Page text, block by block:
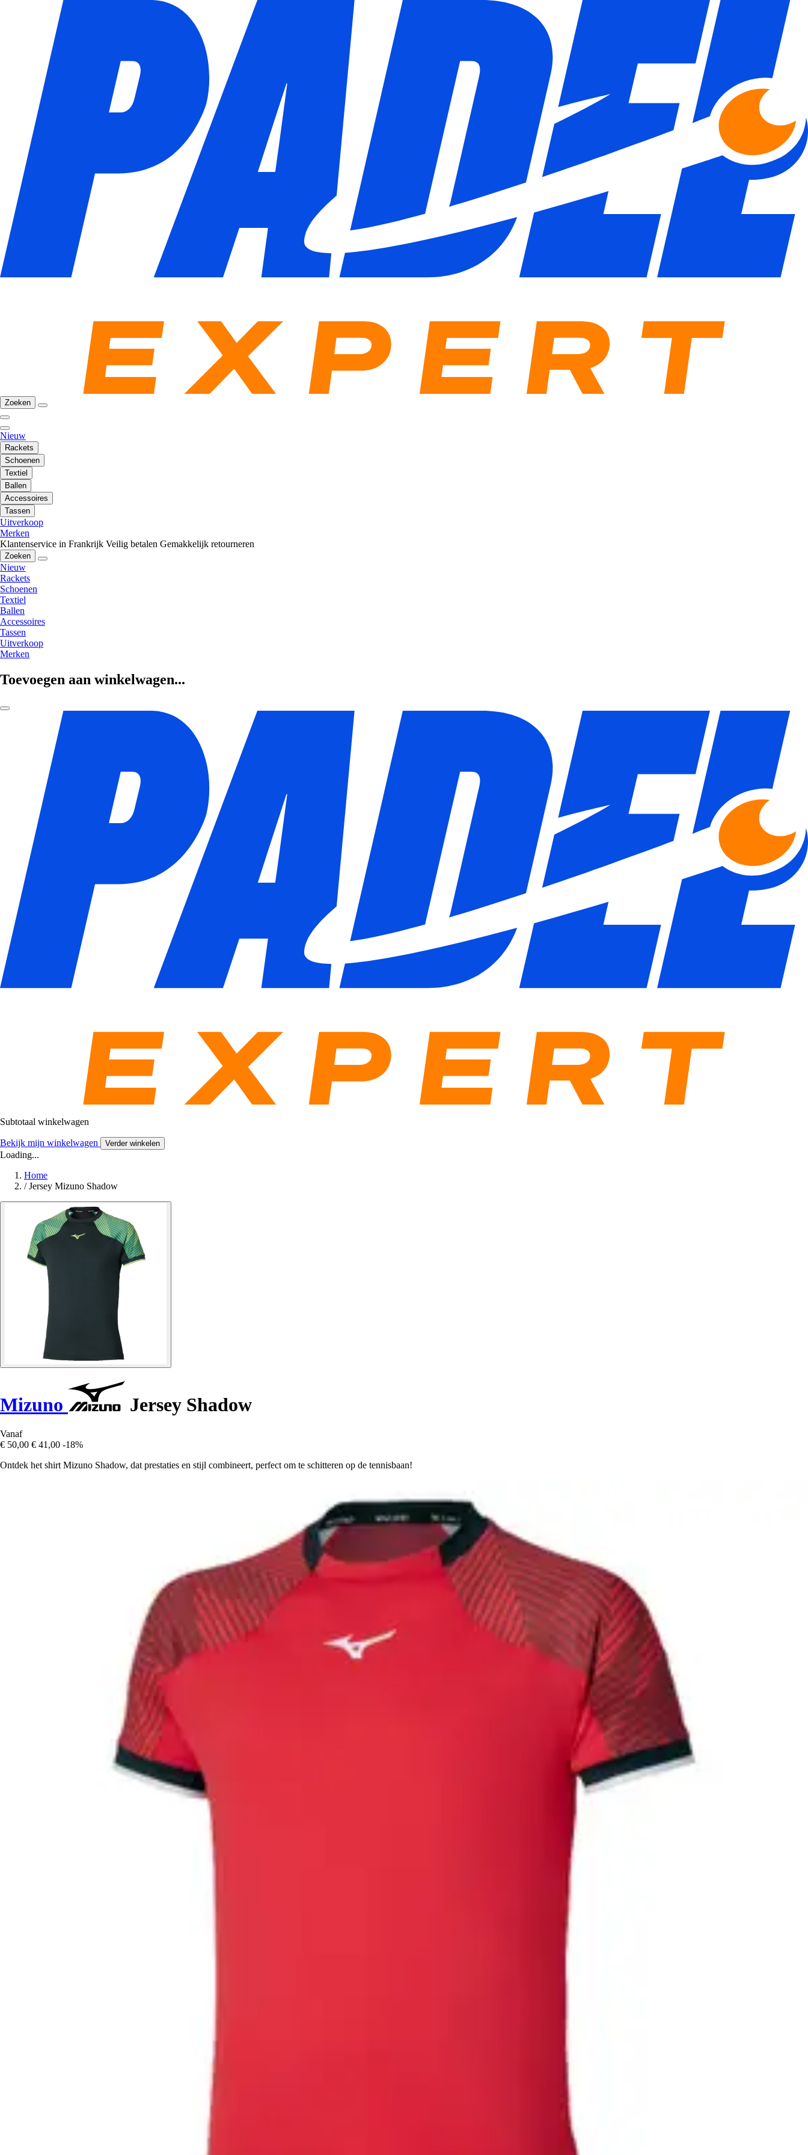
Zoeken
Nieuw
Rackets
Schoenen
Textiel
Ballen
Accessoires
Tassen
Uitverkoop
Merken
Klantenservice in Frankrijk Veilig betalen Gemakkelijk retourneren
Zoeken
Nieuw
Rackets
Schoenen
Textiel
Ballen
Accessoires
Tassen
Uitverkoop
Merken
Toevoegen aan winkelwagen...
Subtotaal winkelwagen
Bekijk mijn winkelwagen Verder winkelen
Loading...
Home
/ Jersey Mizuno Shadow
Mizuno Jersey Shadow
Vanaf
€ 50,00 € 41,00 -18%
Ontdek het shirt Mizuno Shadow, dat prestaties en stijl combineert, perfect om te schitteren op de tennisbaan!